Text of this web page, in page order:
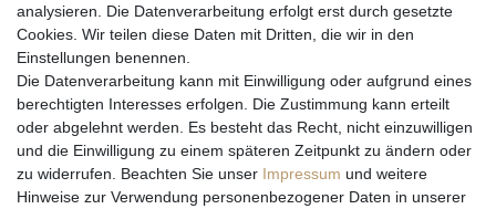
Wir versenden mit
analysieren. Die Datenverarbeitung erfolgt erst durch gesetzte
Cookies. Wir teilen diese Daten mit Dritten, die wir in den
Einstellungen benennen.
Die Datenverarbeitung kann mit Einwilligung oder aufgrund eines
berechtigten Interesses erfolgen. Die Zustimmung kann erteilt
oder abgelehnt werden. Es besteht das Recht, nicht einzuwilligen
und die Einwilligung zu einem späteren Zeitpunkt zu ändern oder
zu widerrufen. Beachten Sie unser Impressum und weitere
Hinweise zur Verwendung personenbezogener Daten in unserer